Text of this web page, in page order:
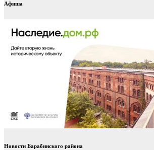
Афиша
Новости Барабинского района